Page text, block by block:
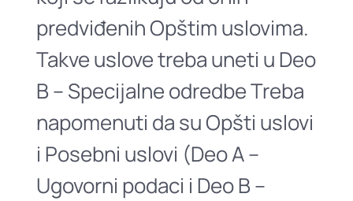
predviđenih Opštim uslovima.
Takve uslove treba uneti u Deo
B – Specijalne odredbe Treba
napomenuti da su Opšti uslovi
i Posebni uslovi (Deo A –
Ugovorni podaci i Deo B –